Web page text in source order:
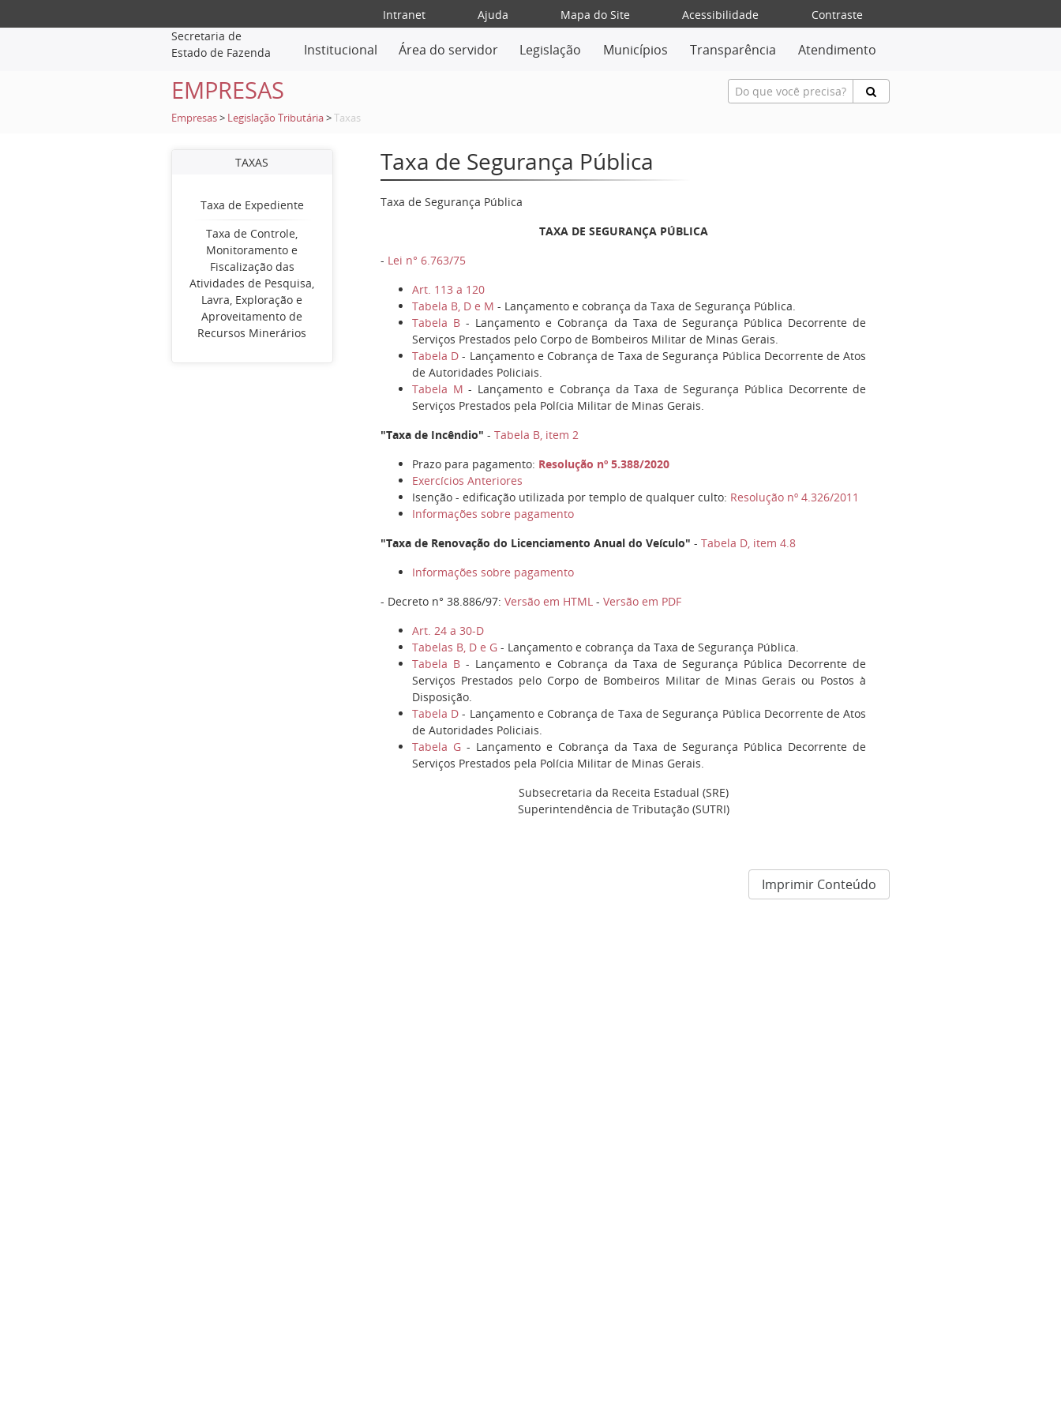
Intranet Ajuda Mapa do Site Acessibilidade
Contraste
Secretaria de
Estado de Fazenda
Institucional Área do servidor Legislação Municípios Transparência Atendimento
EMPRESAS
Empresas > Legislação Tributária >Taxas
TAXAS
Taxa de Expediente
Taxa de Controle,
Monitoramento e
Fiscalização das
Atividades de Pesquisa,
Lavra, Exploração e
Aproveitamento de
Recursos Minerários
Taxa de Segurança Pública
Taxa de Segurança Pública
TAXA DE SEGURANÇA PÚBLICA
- Lei n° 6.763/75
Art. 113 a 120
Tabela B, D e M - Lançamento e cobrança da Taxa de Segurança Pública.
Tabela B- Lançamento e Cobrança da Taxa de Segurança Pública Decorrente de
Serviços Prestados pelo Corpo de Bombeiros Militar de Minas Gerais.
Tabela D - Lançamento e Cobrança de Taxa de Segurança Pública Decorrente de Atos
de Autoridades Policiais.
Tabela M - Lançamento e Cobrança da Taxa de Segurança Pública Decorrente de
Serviços Prestados pela Polícia Militar de Minas Gerais.
"Taxa de Incêndio" - Tabela B, item 2
Prazo para pagamento: Resolução nº 5.388/2020
Exercícios Anteriores
Isenção - edificação utilizada por templo de qualquer culto: Resolução nº 4.326/2011
Informações sobre pagamento
"Taxa de Renovação do Licenciamento Anual do Veículo" - Tabela D, item 4.8
Informações sobre pagamento
- Decreto n° 38.886/97: Versão em HTML- Versão em PDF
Art. 24 a 30-D
Tabelas B, D e G- Lançamento e cobrança da Taxa de Segurança Pública.
Tabela B- Lançamento e Cobrança da Taxa de Segurança Pública Decorrente de
Serviços Prestados pelo Corpo de Bombeiros Militar de Minas Gerais ou Postos à
Disposição.
Tabela D - Lançamento e Cobrança de Taxa de Segurança Pública Decorrente de Atos
de Autoridades Policiais.
Tabela G- Lançamento e Cobrança da Taxa de Segurança Pública Decorrente de
Serviços Prestados pela Polícia Militar de Minas Gerais.
Subsecretaria da Receita Estadual (SRE)
Superintendência de Tributação (SUTRI)
Imprimir Conteúdo